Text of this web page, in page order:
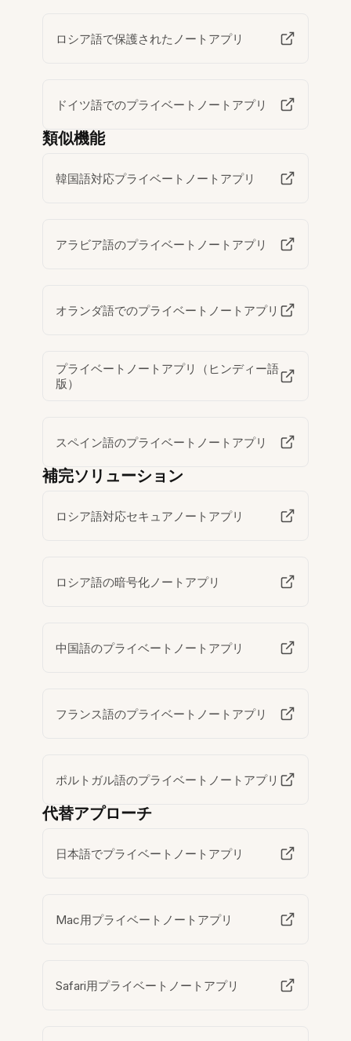
ロシア語で保護されたノートアプリ
ドイツ語でのプライベートノートアプリ
類似機能
韓国語対応プライベートノートアプリ
アラビア語のプライベートノートアプリ
オランダ語でのプライベートノートアプリ
プライベートノートアプリ（ヒンディー語
版）
スペイン語のプライベートノートアプリ
補完ソリューション
ロシア語対応セキュアノートアプリ
ロシア語の暗号化ノートアプリ
中国語のプライベートノートアプリ
フランス語のプライベートノートアプリ
ポルトガル語のプライベートノートアプリ
代替アプローチ
日本語でプライベートノートアプリ
Mac用プライベートノートアプリ
Safari用プライベートノートアプリ